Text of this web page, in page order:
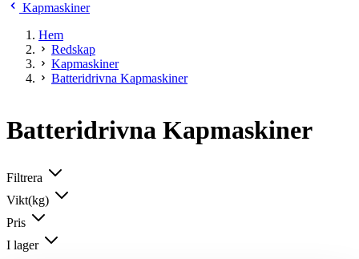
Kapmaskiner
Hem
Redskap
Kapmaskiner
Batteridrivna Kapmaskiner
Batteridrivna Kapmaskiner
Filtrera
Vikt(kg)
Pris
I lager